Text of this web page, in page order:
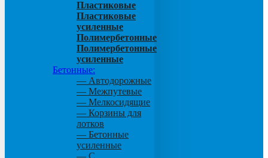
Пластиковые
Пластиковые
усиленные
Полимербетонные
Полимербетонные
усиленные
Бетонные:
— Автодорожные
— Межпутевые
— Мелкосидящие
— Корзины для
лотков
— Бетонные
усиленные
— С